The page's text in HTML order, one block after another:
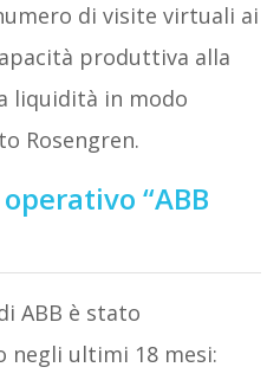
di visite virtuali ai
produttiva alla
liquidità in modo
Rosengren.
“ABB
ABB è stato
ultimi 18 mesi: